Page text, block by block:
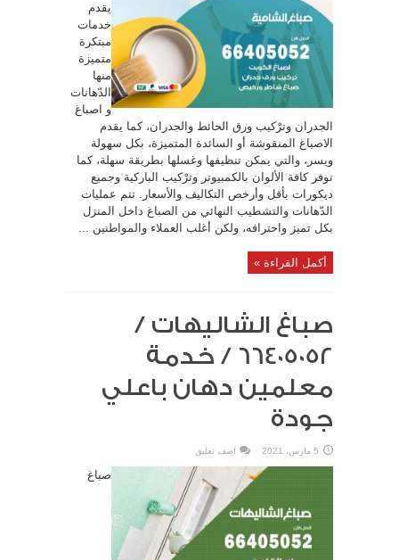
يقدم
خدمات
مبتكرة
متميزة
منها
الدّهانات
و اصباغ
الجدران وترْكيب ورق الحائط والجدران، كما يقدم
الاصباغ المنقوشة أو السائدة المتميزة، بكل سهولة
ويسر، والتي يمكن تنظيفها وغسلها بطريقة سهلة، كما
نوفر كافة الألوان بالكمبيوتر وترْكيب الباركية وجميع
ديكورات بأقل وأرخص التكاليف والأسعار. تتم عمليات
الدّهانات والتشطيب النهائي من الصباغ داخل المنزل
بكل تميز واحترافه، ولكن أغلب العملاء والمواطنين ...
أكمل القراءة »
صباغ الشاليهات /
66405052 / خدمة
معلمين دهان باعلي
جودة
5 مارس، 2021 اضف تعليق
صباغ